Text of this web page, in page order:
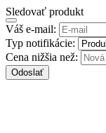
Sledovať produkt
Váš e-mail:
Typ notifikácie:
Cena nižšia než:
Odoslať